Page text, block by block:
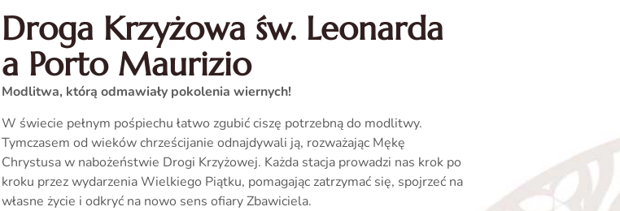
Droga Krzyżowa św. Leonarda
a Porto Maurizio
Modlitwa, którą odmawiały pokolenia wiernych!
W świecie pełnym pośpiechu łatwo zgubić ciszę potrzebną do modlitwy.
Tymczasem od wieków chrześcijanie odnajdywali ją, rozważając Mękę
Chrystusa w nabożeństwie Drogi Krzyżowej. Każda stacja prowadzi nas krok po
kroku przez wydarzenia Wielkiego Piątku, pomagając zatrzymać się, spojrzeć na
własne życie i odkryć na nowo sens ofiary Zbawiciela.